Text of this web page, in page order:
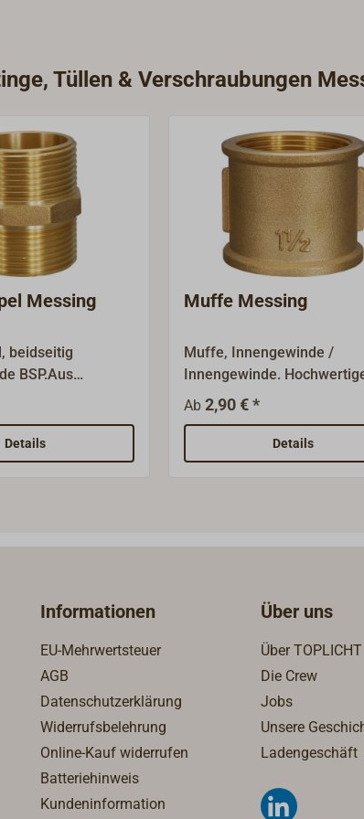
Tüllen & Verschraubungen
Messing
beidseitig
BSP.Aus
sind
und
den
Details
Muffe Messing
Muffe, Innengewinde /
Innengewinde.
Fittinge aus Messing.Die
Nenngrößen sind
Gewindegrößen (BSP) und
bezeichnen nicht den
Ab 2,90 € *
Details
Informationen
EU-Mehrwertsteuer
AGB
Datenschutzerklärung
Widerrufsbelehrung
Online-Kauf widerrufen
Batteriehinweis
Kundeninformation
Über uns
Über TOPLICHT
Die Crew
Jobs
Unsere
Ladengeschäft